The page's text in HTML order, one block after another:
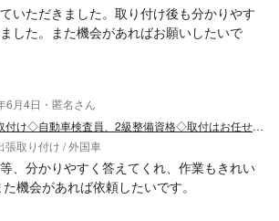
いただきました。取り付け後も分かりやす
した。また機会があればお願いしたいで
6月4日・匿名さん
ネット購入品もお安く取付け◇自動車検査員、2級整備資格◇取付はお任せ下さい★
張取り付け / 外国車
、分かりやすく答えてくれ、作業もきれい
機会があれば依頼したいです。